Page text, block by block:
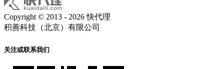
Copyright © 2013 - 2026 快代理
积善科技（北京）有限公司
关注或联系我们